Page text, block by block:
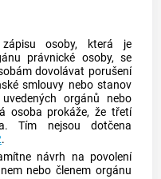
osoby, která je
právnické osoby, se
dovolávat porušení
smlouvy nebo stanov
orgánů nebo
osoba prokáže, že třetí
Tím nejsou dotčena
.
návrh na povolení
nebo členem orgánu